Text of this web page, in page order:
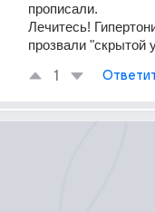
прописали.
Лечитесь!
прозвали "скрытой
1